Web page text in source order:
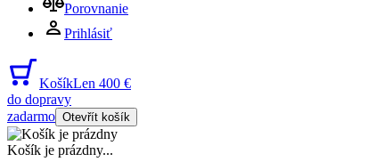
Porovnanie
Prihlásiť
KošíkLen 400 €
do dopravy
zadarmo Otevřít košík
Košík je prázdny...